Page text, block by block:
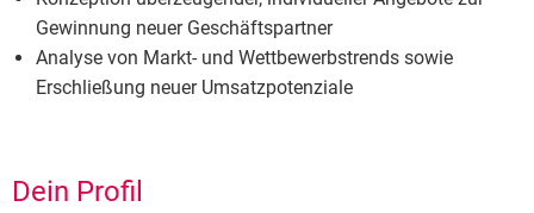
Gewinnung neuer Geschäftspartner
Analyse von Markt- und Wettbewerbstrends sowie
Erschließung neuer Umsatzpotenziale
Dein Profil